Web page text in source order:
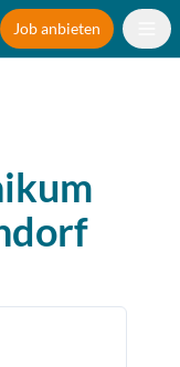
Job anbieten